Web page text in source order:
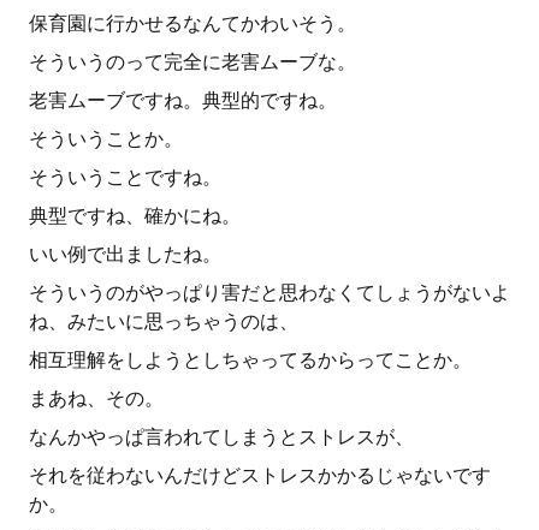
保育園に行かせるなんてかわいそう。
そういうのって完全に老害ムーブな。
老害ムーブですね。典型的ですね。
そういうことか。
そういうことですね。
典型ですね、確かにね。
いい例で出ましたね。
そういうのがやっぱり害だと思わなくてしょうがないよ
ね、みたいに思っちゃうのは、
相互理解をしようとしちゃってるからってことか。
まあね、その。
なんかやっぱ言われてしまうとストレスが、
それを従わないんだけどストレスかかるじゃないです
か。